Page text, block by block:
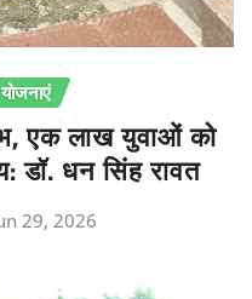
एक लाख युवाओं को
डॉ. धन सिंह रावत
29, 2026